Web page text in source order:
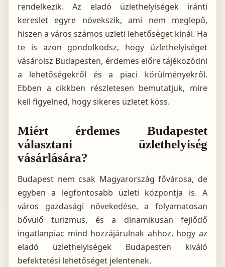
rendelkezik. Az eladó üzlethelyiségek iránti
kereslet egyre növekszik, ami nem meglepő,
hiszen a város számos üzleti lehetőséget kínál. Ha
te is azon gondolkodsz, hogy üzlethelyiséget
vásárolsz Budapesten, érdemes előre tájékozódni
a lehetőségekről és a piaci körülményekről.
Ebben a cikkben részletesen bemutatjuk, mire
kell figyelned, hogy sikeres üzletet köss.
Miért érdemes Budapestet
választani üzlethelyiség
vásárlására?
Budapest nem csak Magyarország fővárosa, de
egyben a legfontosabb üzleti központja is. A
város gazdasági növekedése, a folyamatosan
bővülő turizmus, és a dinamikusan fejlődő
ingatlanpiac mind hozzájárulnak ahhoz, hogy az
eladó üzlethelyiségek Budapesten kiváló
befektetési lehetőséget jelentenek.